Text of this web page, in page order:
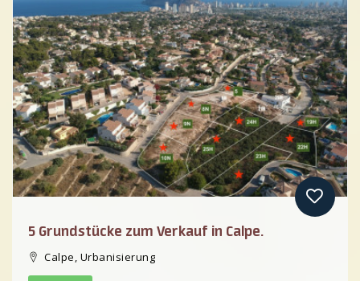
5 Grundstücke zum Verkauf in Calpe.
Calpe, Urbanisierung